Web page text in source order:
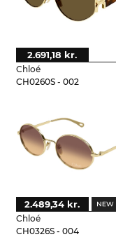
Chloé
CH0260S - 002
2.691,18 kr.
Chloé
CH0326S - 004
2.489,34 kr.